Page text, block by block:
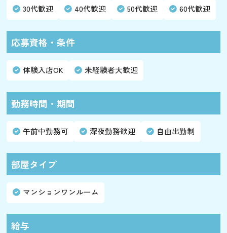
30代歓迎 40代歓迎 50代歓迎 60代歓迎
応募資格・条件
体験入店OK 未経験者大歓迎
勤務時間・期間
午前中勤務可 深夜勤務歓迎 自由出勤制
部屋タイプ
マンションワンルーム
給与